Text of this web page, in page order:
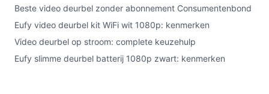
Beste video deurbel zonder abonnement Consumentenbond
Eufy video deurbel kit WiFi wit 1080p: kenmerken
Video deurbel op stroom: complete keuzehulp
Eufy slimme deurbel batterij 1080p zwart: kenmerken